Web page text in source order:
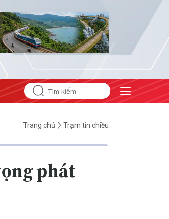
ương 3
Trang chủ Trạm tin chiều
phát